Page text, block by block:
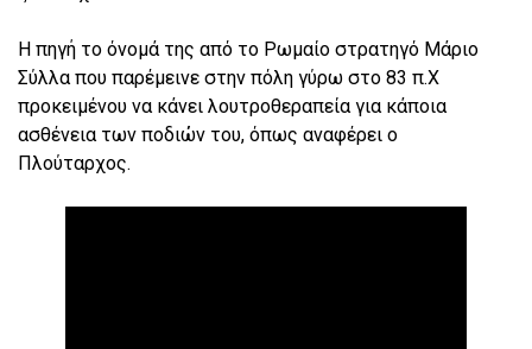
Η πηγή το όνομά της από το Ρωμαίο στρατηγό Μάριο
Σύλλα που παρέμεινε στην πόλη γύρω στο 83 π.Χ
προκειμένου να κάνει λουτροθεραπεία για κάποια
ασθένεια των ποδιών του, όπως αναφέρει ο
Πλούταρχος.